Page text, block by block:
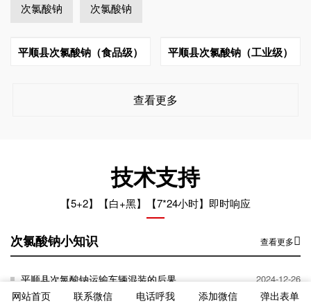
次氯酸钠 次氯酸钠
平顺县次氯酸钠（食品级） 平顺县次氯酸钠（工业级）
查看更多
技术支持
【5+2】【白+黑】【7*24小时】即时响应
次氯酸钠小知识 查看更多
平顺县次氯酸钠运输车辆混装的后果 2024-12-26
网站首页 联系微信 电话呼我 添加微信 弹出表单